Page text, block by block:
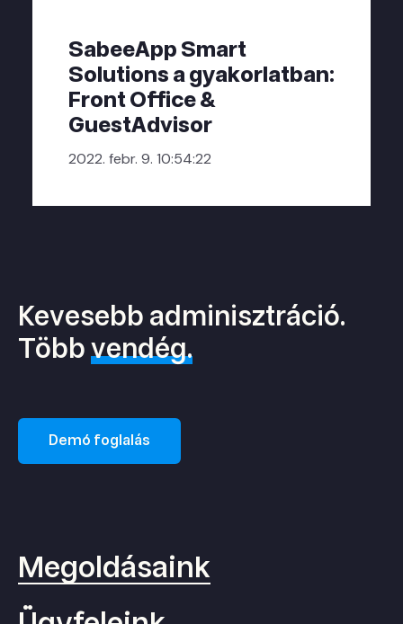
SabeeApp Smart
Solutions a gyakorlatban:
Front Office &
GuestAdvisor
2022. febr. 9. 10:54:22
Kevesebb adminisztráció.
Többvendég.
Demó foglalás
Megoldásaink